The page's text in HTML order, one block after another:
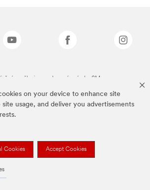
on your device to enhance site
site usage, and deliver you advertisements
Cookies Accept Cookies
značky jsou ochranné známky 3M.